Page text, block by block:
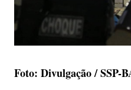
Foto: Divulgação / SSP-